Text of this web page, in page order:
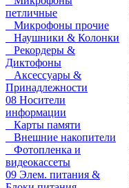
петличные
Микрофоны прочие
Наушники & Колонки
Рекордеры &
Диктофоны
Аксессуары &
Принадлежности
08 Носители
информации
Карты памяти
Внешние накопители
Фотопленка и
видеокассеты
09 Элем. питания &